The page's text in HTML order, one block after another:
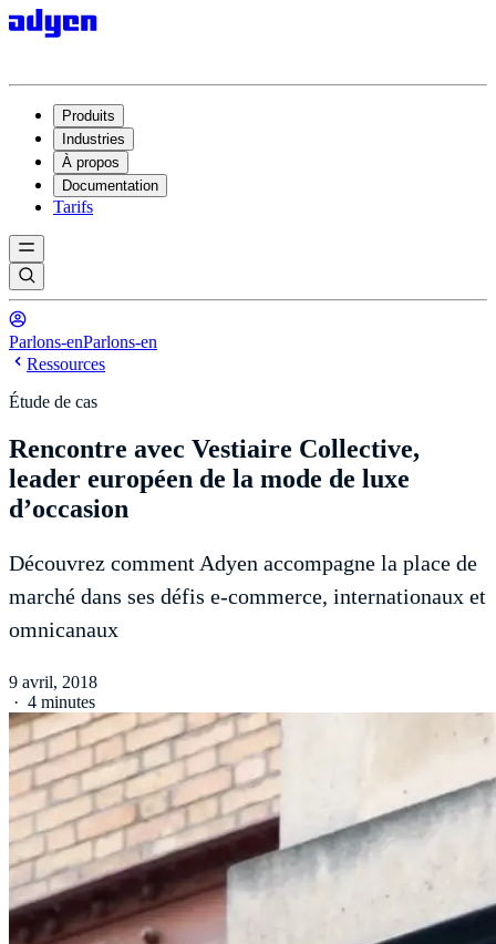
Produits
Industries
À propos
Documentation
Tarifs
Parlons-enParlons-en
Ressources
Étude de cas
Rencontre avec Vestiaire Collective,
leader européen de la mode de luxe
d’occasion
Découvrez comment Adyen accompagne la place de
marché dans ses défis e-commerce, internationaux et
omnicanaux
9 avril, 2018
· 4 minutes